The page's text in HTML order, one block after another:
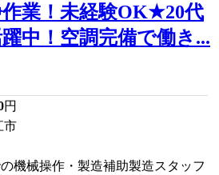
業！未経験OK★20代
中！空調完備で働き...
円
市
機械操作・製造補助製造スタッフ